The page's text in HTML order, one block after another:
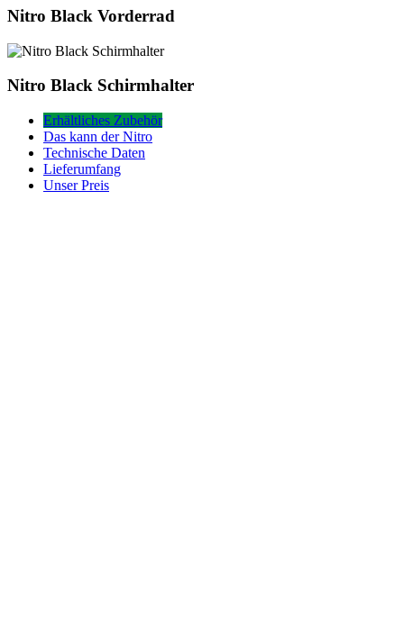
Nitro
Vorderrad
Nitro Black Vorderrad
Nitro
Schirmhalter
Nitro Black Schirmhalter
Erhältliches Zubehör
Das kann der Nitro
Technische Daten
Lieferumfang
Unser Preis